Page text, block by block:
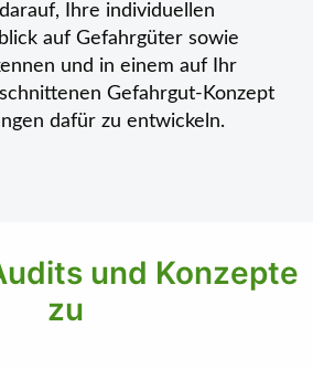
Ihre individuellen
auf Gefahrgüter sowie
und in einem auf Ihr
Gefahrgut-Konzept
dafür zu entwickeln.
und Konzepte
zu